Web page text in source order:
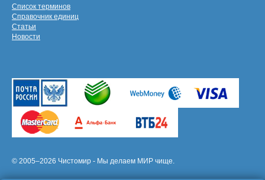
Список терминов
Справочник единиц
Статьи
Новости
© 2005–2026 Чистомир - Мы делаем МИР чище.